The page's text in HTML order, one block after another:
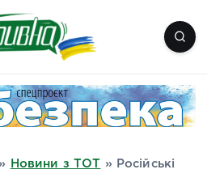
Одеса, Мелітополь
» Новини з ТОТ »
Російські